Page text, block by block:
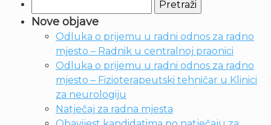
Nove objave
Odluka o prijemu u radni odnos za radno
mjesto – Radnik u centralnoj praonici
Odluka o prijemu u radni odnos za radno
mjesto – Fizioterapeutski tehničar u Klinici
za neurologiju
Natječaj za radna mjesta